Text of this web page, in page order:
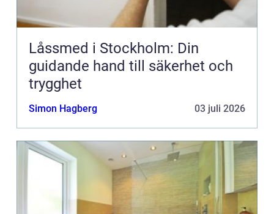
Låssmed i Stockholm: Din
guidande hand till säkerhet och
trygghet
Simon Hagberg 03 juli 2026